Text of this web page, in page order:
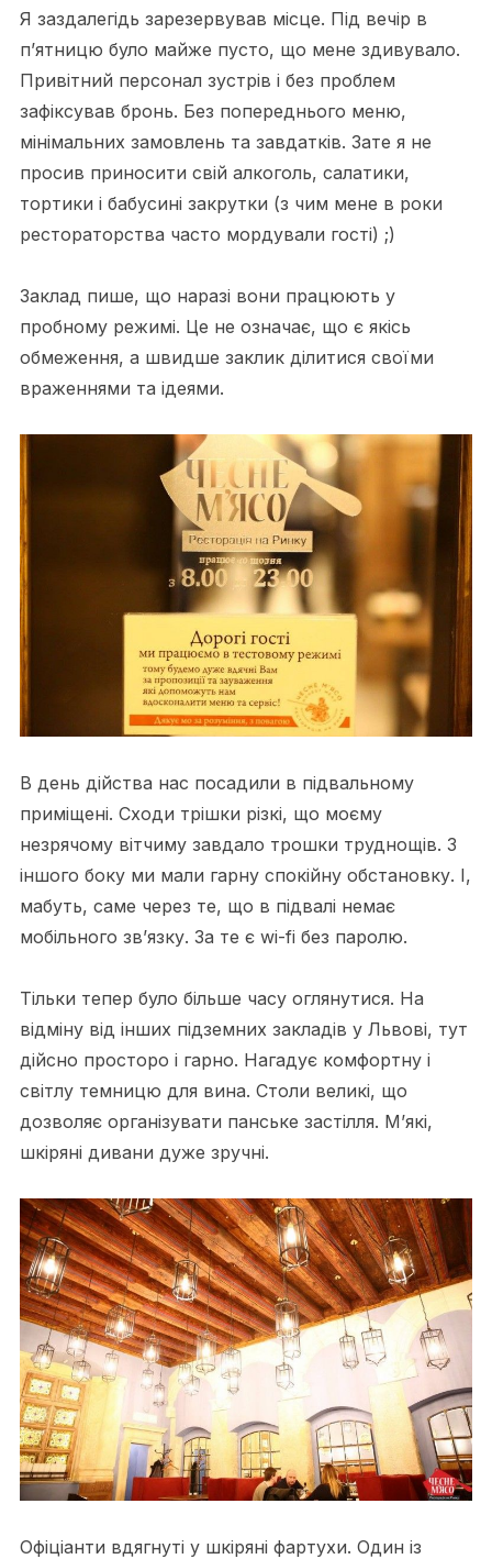
Я заздалегідь зарезервував місце. Під вечір в
п’ятницю було майже пусто, що мене здивувало.
Привітний персонал зустрів і без проблем
зафіксував бронь. Без попереднього меню,
мінімальних замовлень та завдатків. Зате я не
просив приносити свій алкоголь, салатики,
тортики і бабусині закрутки (з чим мене в роки
рестораторства часто мордували гості) ;)
Заклад пише, що наразі вони працюють у
пробному режимі. Це не означає, що є якісь
обмеження, а швидше заклик ділитися своїми
враженнями та ідеями.
В день дійства нас посадили в підвальному
приміщені. Сходи трішки різкі, що моєму
незрячому вітчиму завдало трошки труднощів. З
іншого боку ми мали гарну спокійну обстановку. І,
мабуть, саме через те, що в підвалі немає
мобільного зв’язку. За те є wi-fi без паролю.
Тільки тепер було більше часу оглянутися. На
відміну від інших підземних закладів у Львові, тут
дійсно просторо і гарно. Нагадує комфортну і
світлу темницю для вина. Столи великі, що
дозволяє організувати панське застілля. М’які,
шкіряні дивани дуже зручні.
Офіціанти вдягнуті у шкіряні фартухи. Один із